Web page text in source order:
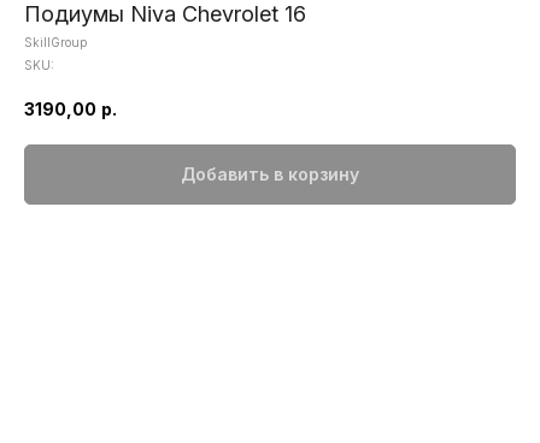
Подиумы Niva Chevrolet 16
SkillGroup
SKU:
3190,00 р.
Добавить в корзину